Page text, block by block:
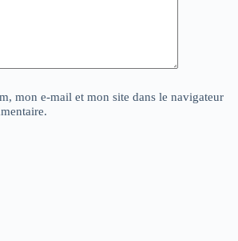
mon e-mail et mon site dans le navigateur